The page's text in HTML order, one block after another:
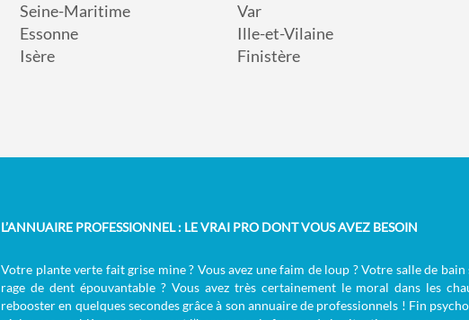
Seine-Maritime
Essonne
Isère
Var
Ille-et-Vilaine
Finistère
L’ANNUAIRE PROFESSIONNEL : LE VRAI PRO DONT VOUS AVEZ BESOIN
Votre plante verte fait grise mine ? Vous avez une faim de loup ? Votre salle de bain
rage de dent épouvantable ? Vous avez très certainement le moral dans les
rebooster en quelques secondes grâce à son annuaire de professionnels ! Fin